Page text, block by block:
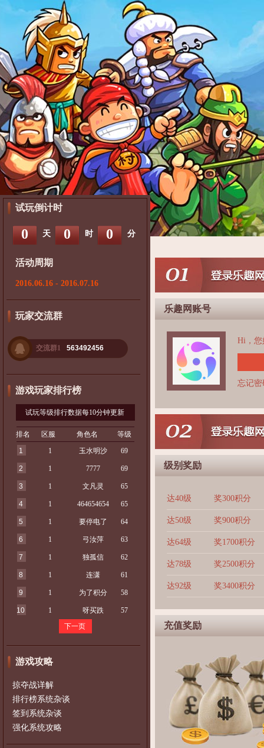
试玩倒计时
0 天 0 时 0 分
活动周期
2016.06.16 - 2016.07.16
玩家交流群
交流群1 563492456
游戏玩家排行榜
试玩等级排行数据每10分钟更新
排名 区服 角色名
等级
1
1 玉水明沙 69
2 1 7777 69
3 1 文凡灵 65
4 1 464654654 65
5 1 要停电了 64
6 1 弓汝萍 63
7 1 独孤信 62
8 1 连潇 61
9 1 为了积分 58
10 1 呀买跌
57
下一页
游戏攻略
掠夺战详解
排行榜系统杂谈
签到系统杂谈
强化系统攻略
乐趣网账号
Hi，您
忘记密
级别奖励
达40级 奖300积分
达50级 奖900积分
达64级 奖1700积分
达78级 奖2500积分
达92级 奖3400积分
充值奖励